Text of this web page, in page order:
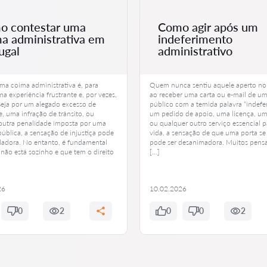
contestar uma
administrativa em
coima administrativa é, para
experiência frustrante e, por vezes,
por um alegado excesso de
uma infração de trânsito, ou
penalidade imposta por uma
a sensação de injustiça pode
No entanto, é fundamental
está sozinho e que tem o direito
0 2
Como agir após um
indeferimento
administrativo
Quem nunca sentiu aquele aperto
ao receber uma carta ou e-mail de
público com a temida palavra
um pedido de apoio, uma licença,
ou qualquer outro serviço essencial
vida, a sensação de que uma porta
pode ser desanimadora. Muitos
[…]
10.02.2026
0 0 2